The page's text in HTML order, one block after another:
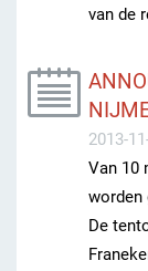
van de
2013-
Van 10
worden
De